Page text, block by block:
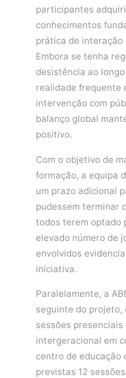
participantes
conhecimentos
prática de interação
Embora se tenha
desistência ao
realidade frequente
intervenção com
balanço global
positivo.
Com o objetivo de
formação, a equipa
um prazo adicional
pudessem terminar
todos terem optado
elevado número de
envolvidos
iniciativa.
Paralelamente, a
seguinte do projeto,
sessões presenciais
intergeracional em
centro de educação
previstas 12